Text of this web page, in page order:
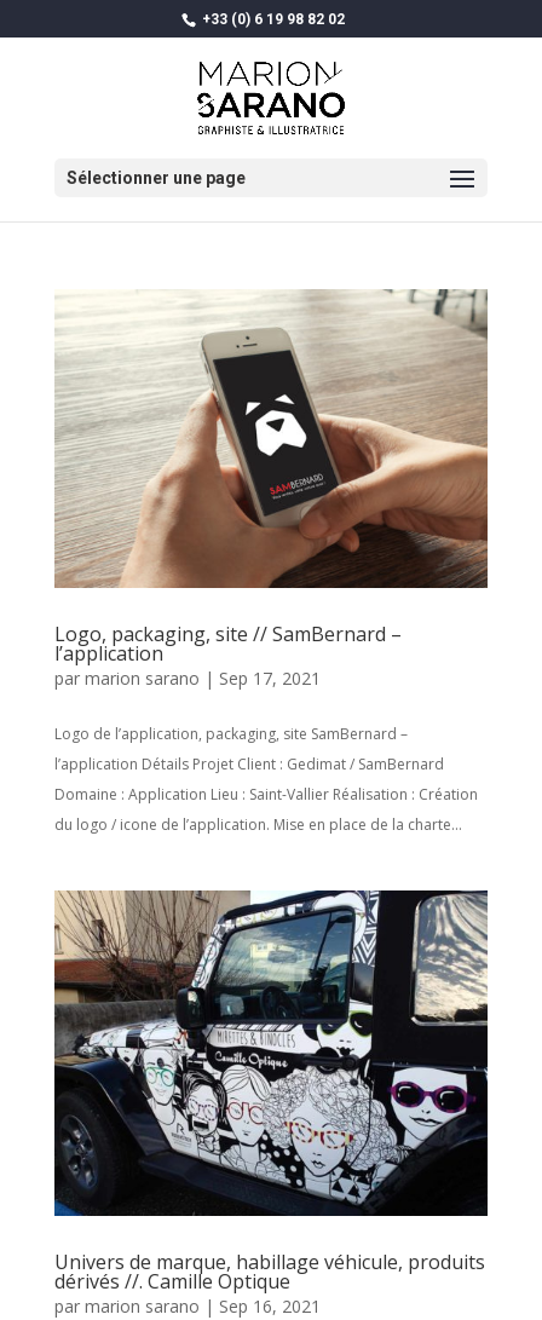
+33 (0) 6 19 98 82 02
Sélectionner une page
Logo, packaging, site // SamBernard –
l’application
par marion sarano | Sep 17, 2021
Logo de l’application, packaging, site SamBernard –
l’application Détails Projet Client : Gedimat / SamBernard
Domaine : Application Lieu : Saint-Vallier Réalisation : Création
du logo / icone de l’application. Mise en place de la charte...
Univers de marque, habillage véhicule, produits
dérivés //. Camille Optique
par marion sarano | Sep 16, 2021